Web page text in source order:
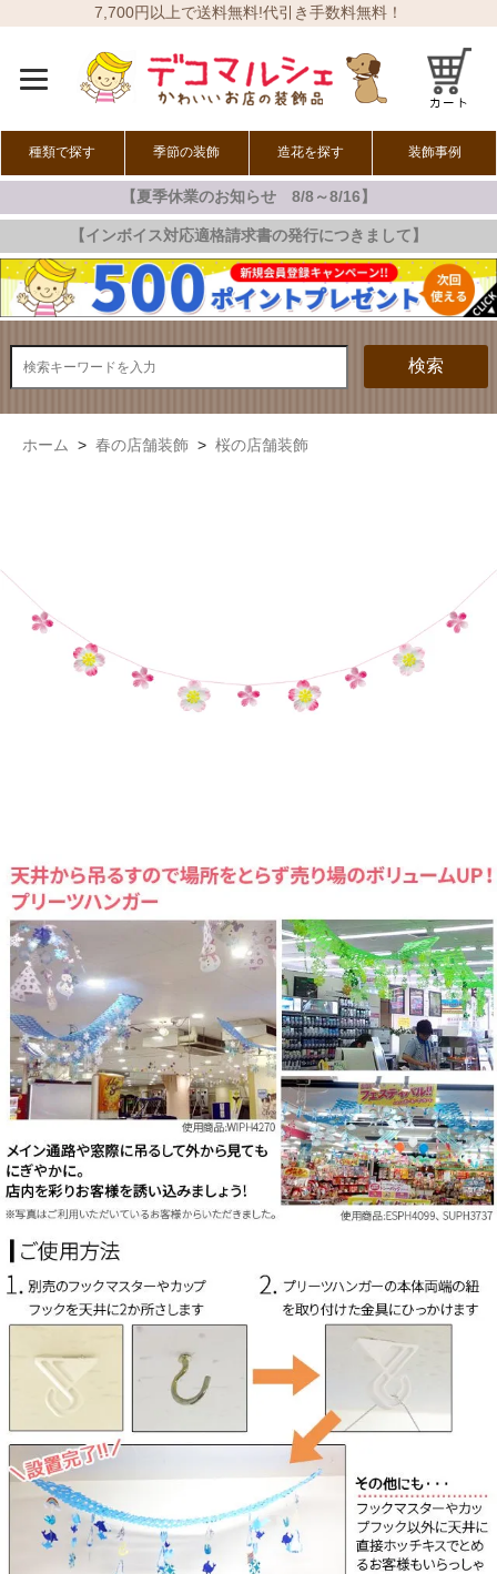
7,700円以上で送料無料!代引き手数料無料！
種類で探す 季節の装飾
春の装飾
夏の装飾
秋の装飾
冬の装飾
オールシーズン
造花を探す 装飾事例
【夏季休業のお知らせ 8/8～8/16】
【インボイス対応適格請求書の発行につきまして】
検索
ホーム > 春の店舗装飾 > 桜の店舗装飾